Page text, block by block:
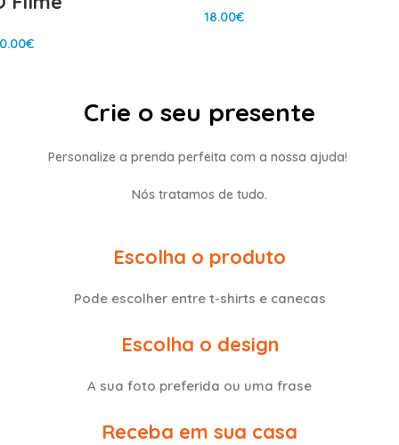
€
18.00€
Crie o seu presente
Personalize a prenda perfeita com a nossa ajuda!
Nós tratamos de tudo.
Escolha o produto
Pode escolher entre t-shirts e canecas
Escolha o design
A sua foto preferida ou uma frase
Receba em sua casa